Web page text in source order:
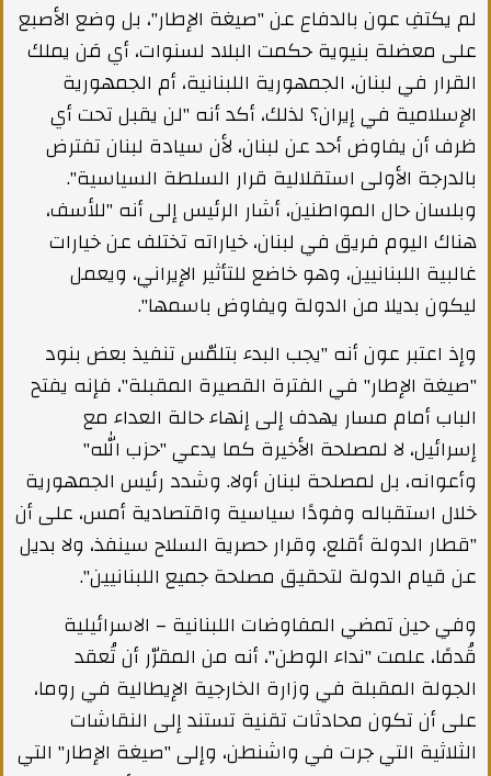
لم يكتفِ عون بالدفاع عن "صيغة الإطار"، بل وضع الأصبع
على معضلة بنيوية حكمت البلاد لسنوات، أي مَن يملك
القرار في لبنان، الجمهورية اللبنانية، أم الجمهورية
الإسلامية في إيران؟ لذلك، أكد أنه "لن يقبل تحت أي
ظرف أن يفاوض أحد عن لبنان، لأن سيادة لبنان تفترض
بالدرجة الأولى استقلالية قرار السلطة السياسية".
وبلسان حال المواطنين، أشار الرئيس إلى أنه "للأسف،
هناك اليوم فريق في لبنان، خياراته تختلف عن خيارات
غالبية اللبنانيين، وهو خاضع للتأثير الإيراني، ويعمل
ليكون بديلا من الدولة ويفاوض باسمها".
وإذ اعتبر عون أنه "يجب البدء بتلمّس تنفيذ بعض بنود
"صيغة الإطار" في الفترة القصيرة المقبلة"، فإنه يفتح
الباب أمام مسار يهدف إلى إنهاء حالة العداء مع
إسرائيل، لا لمصلحة الأخيرة كما يدعي "حزب الله"
وأعوانه، بل لمصلحة لبنان أولا. وشدد رئيس الجمهورية
خلال استقباله وفودًا سياسية واقتصادية أمس، على أن
"قطار الدولة أقلع، وقرار حصرية السلاح سينفذ، ولا بديل
عن قيام الدولة لتحقيق مصلحة جميع اللبنانيين".
وفي حين تمضي المفاوضات اللبنانية – الاسرائيلية
قُدمًا، علمت "نداء الوطن"، أنه من المقرّر أن تُعقد
الجولة المقبلة في وزارة الخارجية الإيطالية في روما،
على أن تكون محادثات تقنية تستند إلى النقاشات
الثلاثية التي جرت في واشنطن، وإلى "صيغة الإطار" التي